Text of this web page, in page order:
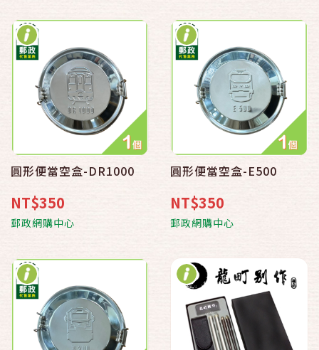
圓形便當空盒-DR1000
NT$350
郵政網購中心
圓形便當空盒-E500
NT$350
郵政網購中心